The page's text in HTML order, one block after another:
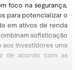
foco na segurança,
para potencializar o
em ativos de renda
sofisticação
investidores uma
de acordo com as